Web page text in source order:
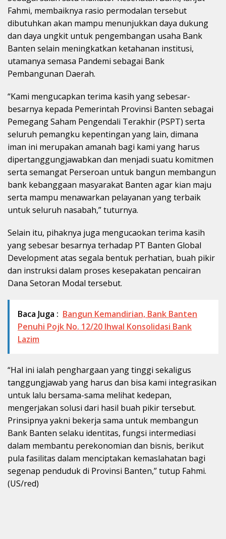
Fahmi, membaiknya rasio permodalan tersebut
dibutuhkan akan mampu menunjukkan daya dukung
dan daya ungkit untuk pengembangan usaha Bank
Banten selain meningkatkan ketahanan institusi,
utamanya semasa Pandemi sebagai Bank
Pembangunan Daerah.
“Kami mengucapkan terima kasih yang sebesar-
besarnya kepada Pemerintah Provinsi Banten sebagai
Pemegang Saham Pengendali Terakhir (PSPT) serta
seluruh pemangku kepentingan yang lain, dimana
iman ini merupakan amanah bagi kami yang harus
dipertanggungjawabkan dan menjadi suatu komitmen
serta semangat Perseroan untuk bangun membangun
bank kebanggaan masyarakat Banten agar kian maju
serta mampu menawarkan pelayanan yang terbaik
untuk seluruh nasabah,” tuturnya.
Selain itu, pihaknya juga mengucaokan terima kasih
yang sebesar besarnya terhadap PT Banten Global
Development atas segala bentuk perhatian, buah pikir
dan instruksi dalam proses kesepakatan pencairan
Dana Setoran Modal tersebut.
Baca Juga : Bangun Kemandirian, Bank Banten
Penuhi Pojk No. 12/20 Ihwal Konsolidasi Bank
Lazim
“Hal ini ialah penghargaan yang tinggi sekaligus
tanggungjawab yang harus dan bisa kami integrasikan
untuk lalu bersama-sama melihat kedepan,
mengerjakan solusi dari hasil buah pikir tersebut.
Prinsipnya yakni bekerja sama untuk membangun
Bank Banten selaku identitas, fungsi intermediasi
dalam membantu perekonomian dan bisnis, berikut
pula fasilitas dalam menciptakan kemaslahatan bagi
segenap penduduk di Provinsi Banten,” tutup Fahmi.
(US/red)